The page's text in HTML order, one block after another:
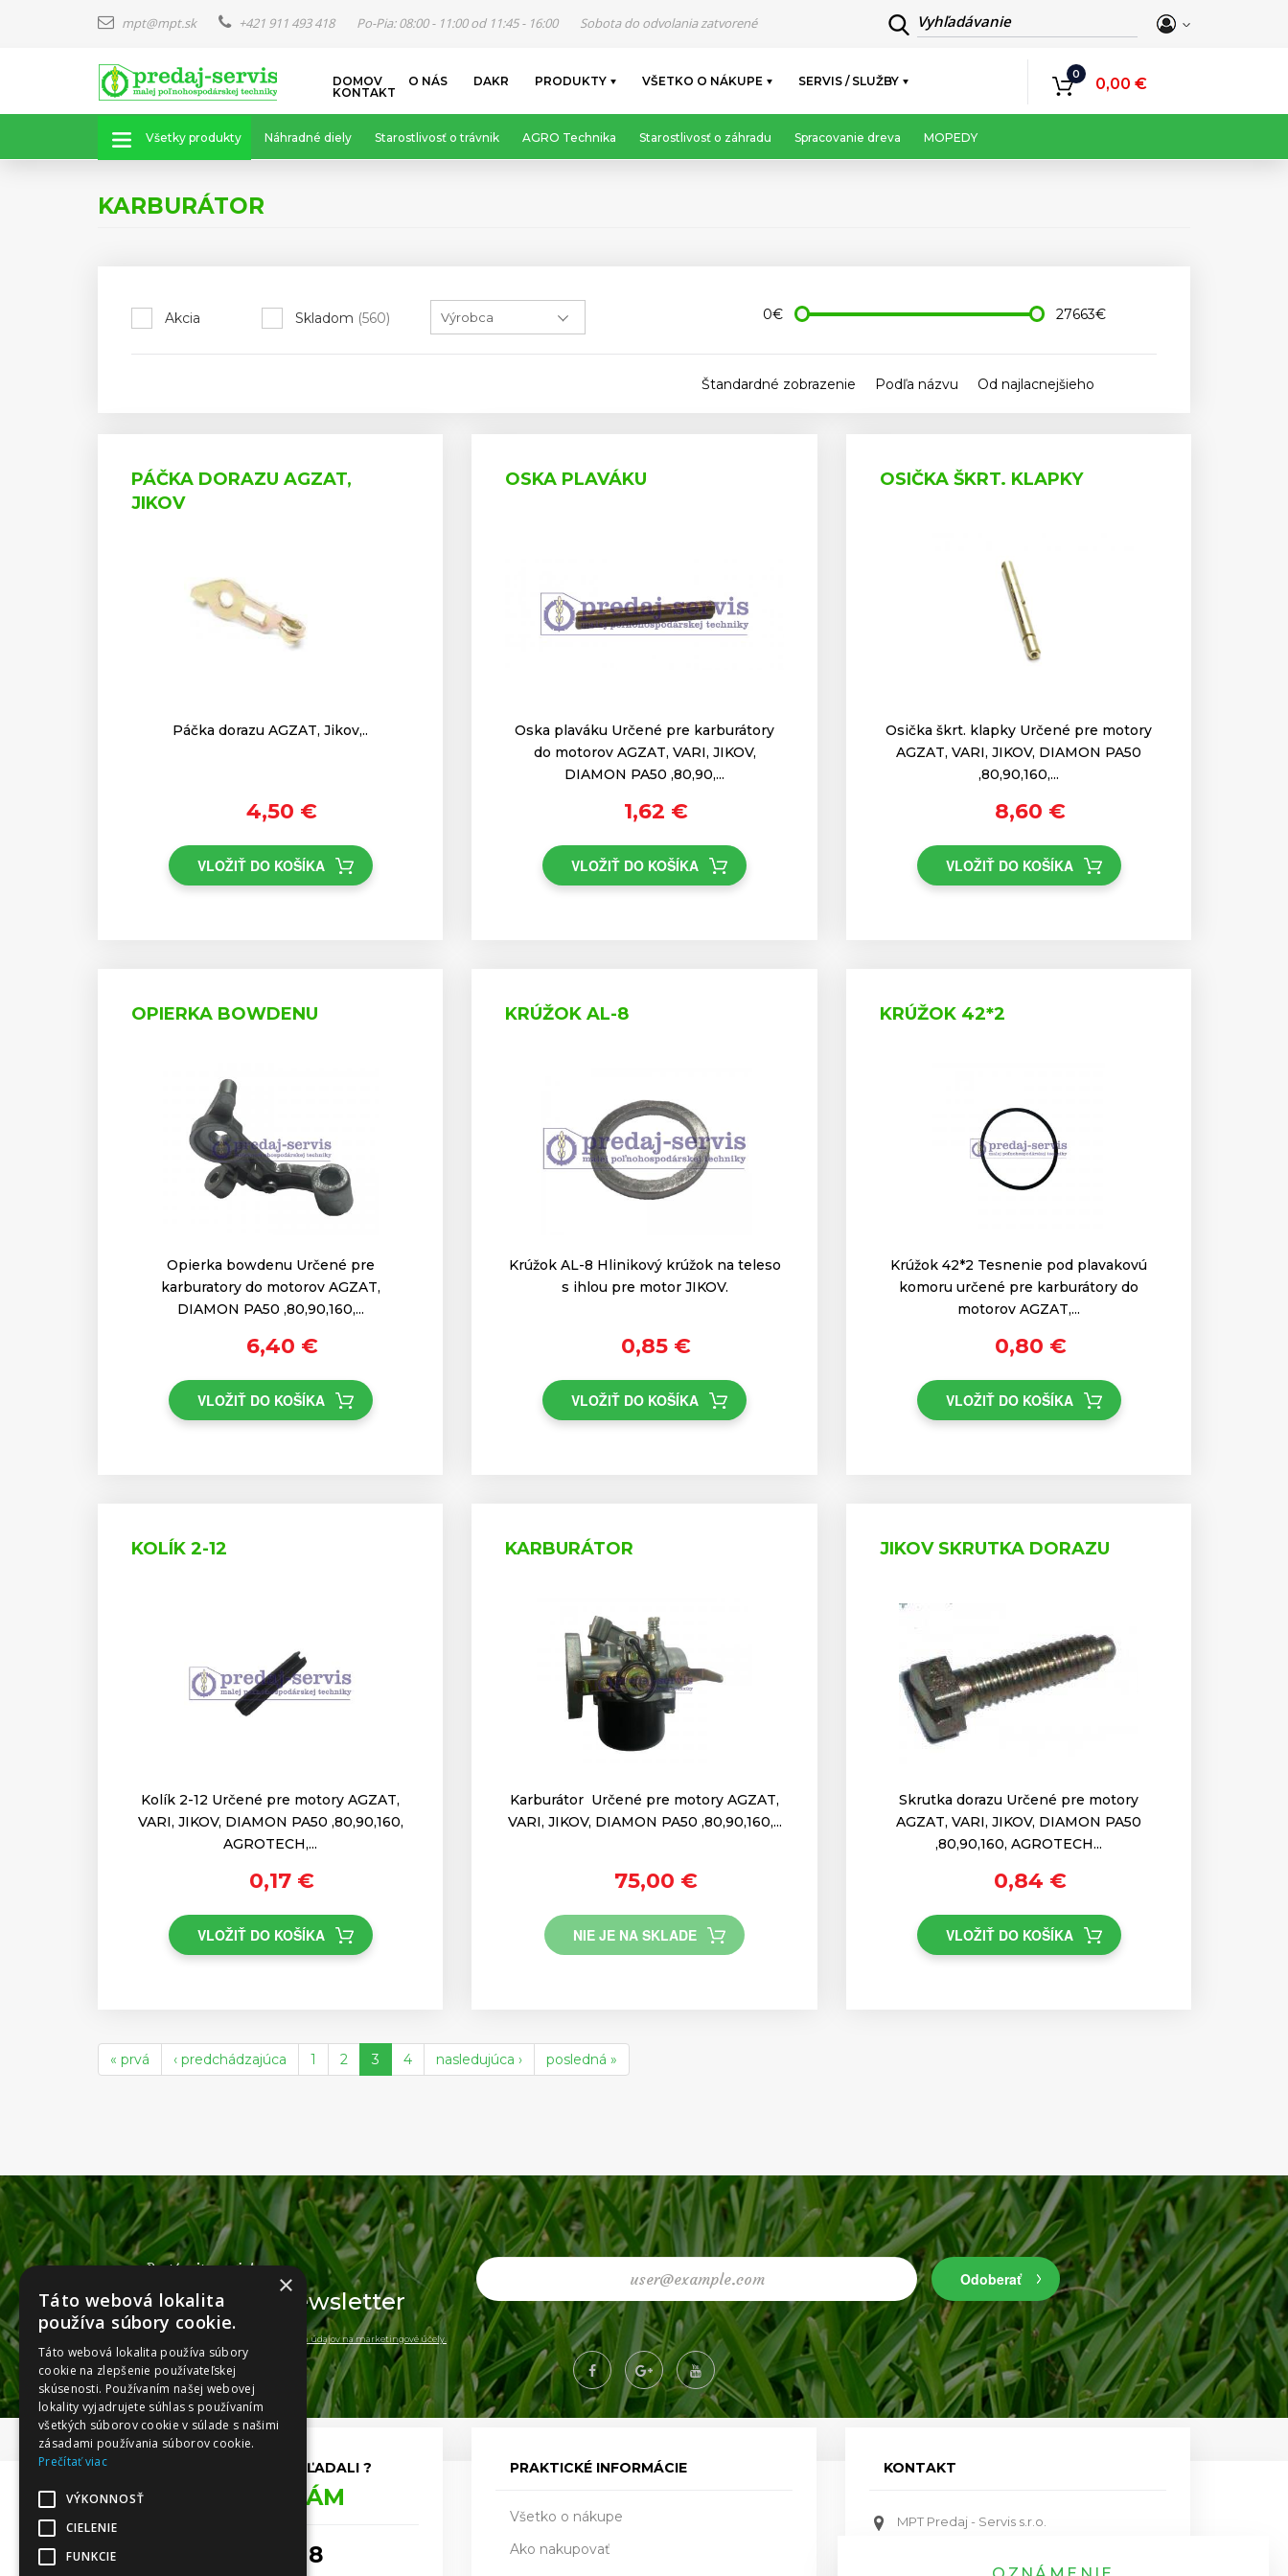
hlavný
mpt@mpt.sk +421 911 493 418 Po-Pia: 08:00 - 11:00 od 11:45 - 16:00 Sobota do odvolania zatvorené Vyhľadávanie
DOMOV O NÁS DAKR PRODUKTY VŠETKO O NÁKUPE
SERVIS / SLUŽBY
KONTAKT
0
0,00 €
Všetky produkty Náhradné diely Starostlivosť o trávnik AGRO Technika Starostlivosť o záhradu Spracovanie dreva MOPEDY
KARBURÁTOR
0€ 27663€
Akcia Skladom (560)
Štandardné zobrazenie Podľa názvu Od najlacnejšieho
PÁČKA DORAZU AGZAT,
JIKOV
Páčka dorazu AGZAT, Jikov,..
4,50 €
VLOŽIŤ DO KOŠÍKA
OSKA PLAVÁKU
Oska plaváku Určené pre karburátory
do motorov AGZAT, VARI, JIKOV,
DIAMON PA50 ,80,90,...
1,62 €
VLOŽIŤ DO KOŠÍKA
OSIČKA ŠKRT. KLAPKY
Osička škrt. klapky Určené pre motory
AGZAT, VARI, JIKOV, DIAMON PA50
,80,90,160,...
8,60 €
VLOŽIŤ DO KOŠÍKA
OPIERKA BOWDENU
Opierka bowdenu Určené pre
karburatory do motorov AGZAT,
DIAMON PA50 ,80,90,160,...
6,40 €
VLOŽIŤ DO KOŠÍKA
KRÚŽOK AL-8
Krúžok AL-8 Hlinikový krúžok na teleso
s ihlou pre motor JIKOV.
0,85 €
VLOŽIŤ DO KOŠÍKA
KRÚŽOK 42*2
Krúžok 42*2 Tesnenie pod plavakovú
komoru určené pre karburátory do
motorov AGZAT,...
0,80 €
VLOŽIŤ DO KOŠÍKA
KOLÍK 2-12
Kolík 2-12 Určené pre motory AGZAT,
VARI, JIKOV, DIAMON PA50 ,80,90,160,
AGROTECH,...
0,17 €
VLOŽIŤ DO KOŠÍKA
KARBURÁTOR
Karburátor Určené pre motory AGZAT,
VARI, JIKOV, DIAMON PA50 ,80,90,160,...
75,00 €
NIE JE NA SKLADE
JIKOV SKRUTKA DORAZU
Skrutka dorazu Určené pre motory
AGZAT, VARI, JIKOV, DIAMON PA50
,80,90,160, AGROTECH...
0,84 €
VLOŽIŤ DO KOŠÍKA
« prvá ‹ predchádzajúca 1 2 3 4 nasledujúca › posledná »
Dostávajte novinky
Odoberajte newsletter
osobných údajov na marketingové účely.
Odoberať
NENAŠLI STE, ČO STE HĽADALI ?
ZAVOLAJTE NÁM
0911 493 418
PRAKTICKÉ INFORMÁCIE
Všetko o nákupe
Ako nakupovať
KONTAKT
MPT Predaj - Servis s.r.o.
×
Táto webová lokalita
používa súbory cookie.
Táto webová lokalita používa súbory
cookie na zlepšenie používateľskej
skúsenosti. Používaním našej webovej
lokality vyjadrujete súhlas s používaním
všetkých súborov cookie v súlade s našimi
zásadami používania súborov cookie.
Prečítať viac
VÝKONNOSŤ
CIELENIE
FUNKCIE